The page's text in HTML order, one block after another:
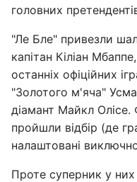
головних
"Ле Бле" привезли
капітан Кіліан
останніх офіційних
"Золотого м'яча"
діамант Майкл
пройшли відбір (де
налаштовані
Проте суперник у